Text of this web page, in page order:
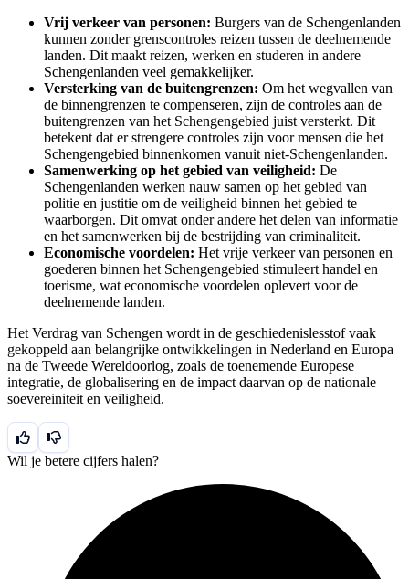
Vrij verkeer van personen: Burgers van de Schengenlanden
kunnen zonder grenscontroles reizen tussen de deelnemende
landen. Dit maakt reizen, werken en studeren in andere
Schengenlanden veel gemakkelijker.
Versterking van de buitengrenzen: Om het wegvallen van
de binnengrenzen te compenseren, zijn de controles aan de
buitengrenzen van het Schengengebied juist versterkt. Dit
betekent dat er strengere controles zijn voor mensen die het
Schengengebied binnenkomen vanuit niet-Schengenlanden.
Samenwerking op het gebied van veiligheid: De
Schengenlanden werken nauw samen op het gebied van
politie en justitie om de veiligheid binnen het gebied te
waarborgen. Dit omvat onder andere het delen van informatie
en het samenwerken bij de bestrijding van criminaliteit.
Economische voordelen: Het vrije verkeer van personen en
goederen binnen het Schengengebied stimuleert handel en
toerisme, wat economische voordelen oplevert voor de
deelnemende landen.
Het Verdrag van Schengen wordt in de geschiedenislesstof vaak
gekoppeld aan belangrijke ontwikkelingen in Nederland en Europa
na de Tweede Wereldoorlog, zoals de toenemende Europese
integratie, de globalisering en de impact daarvan op de nationale
soevereiniteit en veiligheid.
Wil je betere cijfers halen?